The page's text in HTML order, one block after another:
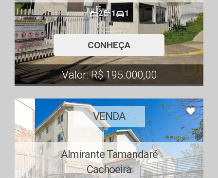
2 1 1
CONHEÇA
Valor: R$ 195.000,00
VENDA
Almirante Tamandaré
Cachoeira